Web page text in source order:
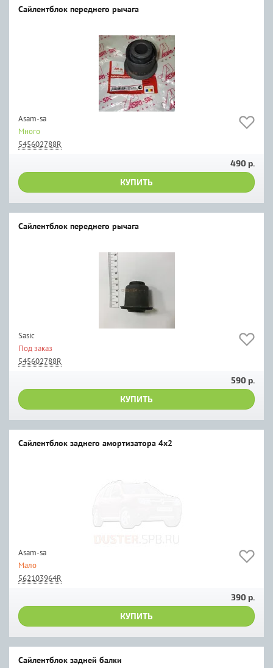
Сайлентблок переднего рычага
Asam-sa
Много
545602788R
490 р.
КУПИТЬ
Сайлентблок переднего рычага
Sasic
Под заказ
545602788R
590 р.
КУПИТЬ
Сайлентблок заднего амортизатора 4х2
Asam-sa
Мало
562103964R
390 р.
КУПИТЬ
Сайлентблок задней балки